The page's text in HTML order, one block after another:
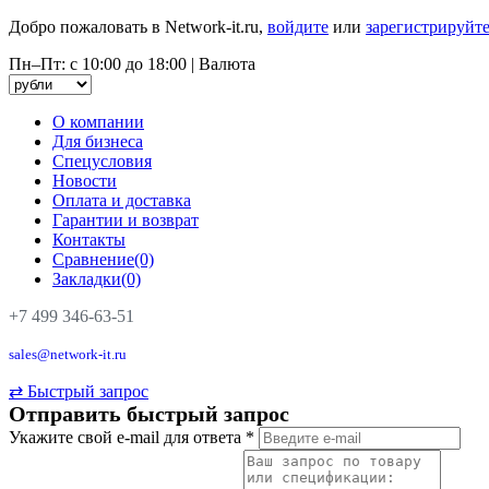
Добро пожаловать в Network-it.ru, войдите или
Пн–Пт: с 10:00 до 18:00 | Валюта
О компании
Для бизнеса
Спецусловия
Новости
Оплата и доставка
Гарантии и возврат
Контакты
Сравнение(0)
Закладки(0)
+7 499 346-63-51
sales@network-it.ru
⇄ Быстрый запрос
Отправить быстрый запрос
Укажите свой e-mail для ответа *